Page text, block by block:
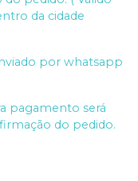
da cidade
por whatsapp
pagamento será
do pedido.